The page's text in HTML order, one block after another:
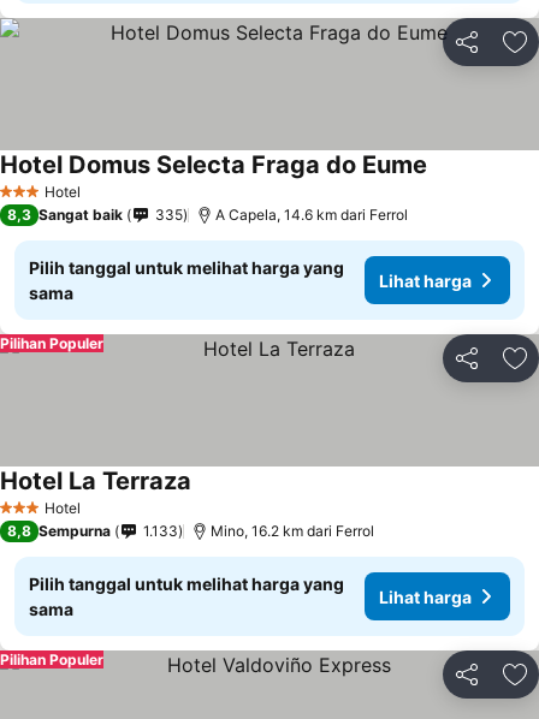
Bagikan
3 BintangHotel
Hotel Domus Selecta Fraga do Eume
8,3 Sangat baik 335 A Capela, 14.6 km dari Ferrol
Pilih tanggal untuk melihat harga yang
sama
Lihat harga
Bagikan
Pilihan Populer
3 BintangHotel
Hotel La Terraza
8,8 Sempurna 1.133 Mino, 16.2 km dari Ferrol
Pilih tanggal untuk melihat harga yang
sama
Lihat harga
Bagikan
Pilihan Populer